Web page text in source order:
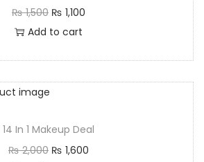
₨1,500 ₨ 1,100
Add to cart
14 In 1 Makeup Deal
₨2,000 ₨ 1,600